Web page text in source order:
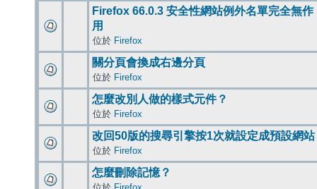
Firefox 66.0.3 安全性網站例外名單完全無作
用
位於 Firefox
關分頁會換成右邊分頁
位於 Firefox
怎麼改別人做的樣式元件？
位於 Firefox
改回50版的搜尋引擎按1次就設定成預設網站
位於 Firefox
怎麼刪除記憶？